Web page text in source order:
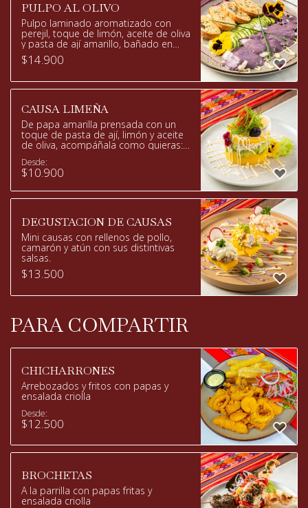
PULPO AL OLIVO
Pulpo laminado aromatizado con
perejil, toque de limón, aceite de oliva
y pasta de ají amarillo, bañado en
salsa de aceitunas negras,
acompañado de una flor de palta,
disponibilidad).
$14.900
CAUSA LIMEÑA
De papa amarilla prensada con un
toque de pasta de ají, limón y aceite
de oliva, acompáñala como quieras:
atún, pulpo al olivo, pollo.
Desde:
$10.900
DEGUSTACION DE CAUSAS
Mini causas con rellenos de pollo,
camarón y atún con sus distintivas
salsas.
$13.500
PARA COMPARTIR
CHICHARRONES
Arrebozados y fritos con papas y
ensalada criolla
Desde:
$12.500
BROCHETAS
A la parrilla con papas fritas y
ensalada criolla